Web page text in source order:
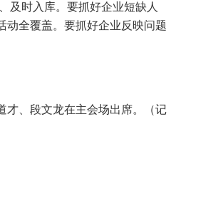
及时入库。要抓好企业短缺人
动全覆盖。要抓好企业反映问题
、段文龙在主会场出席。（记